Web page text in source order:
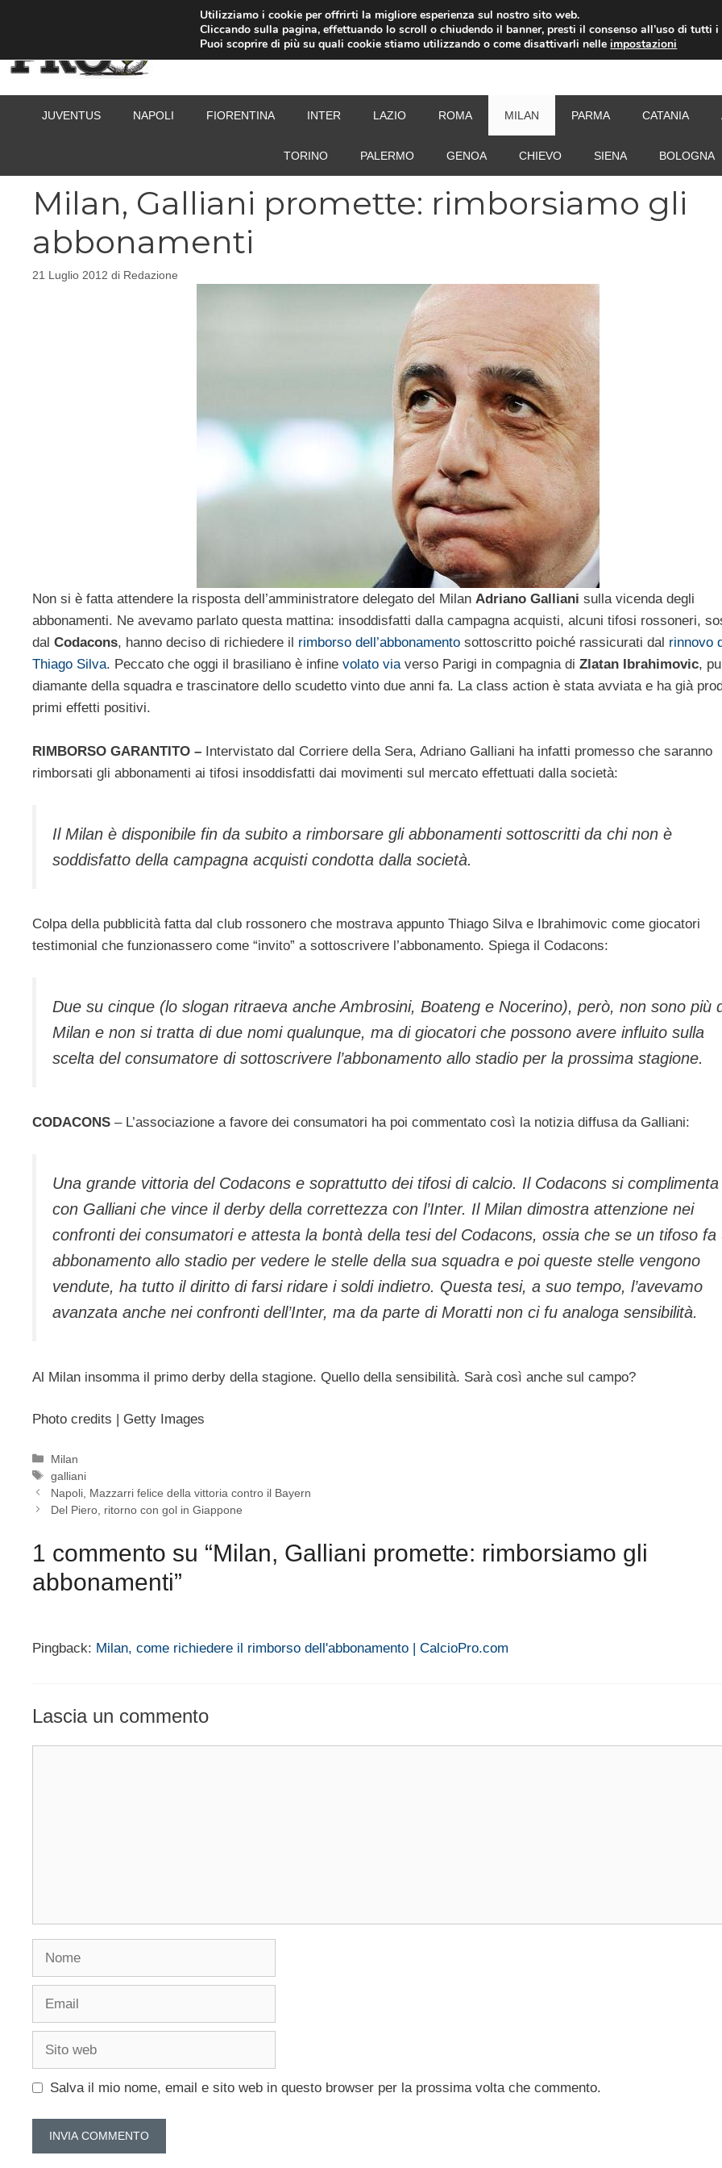
JUVENTUS NAPOLI FIORENTINA INTER LAZIO ROMA MILAN PARMA CATANIA
TORINO PALERMO GENOA CHIEVO SIENA BOLOGNA
Milan, Galliani promette: rimborsiamo gli
abbonamenti
21 Luglio 2012 di Redazione
Non si è fatta attendere la risposta dell’amministratore delegato del Milan Adriano Galliani sulla vicenda degli
abbonamenti. Ne avevamo parlato questa mattina: insoddisfatti dalla campagna acquisti, alcuni tifosi rossoneri,
dal Codacons, hanno deciso di richiedere il rimborso dell’abbonamento sottoscritto poiché rassicurati dal rinnovo
Thiago Silva. Peccato che oggi il brasiliano è infine volato viaverso Parigi in compagnia di Zlatan Ibrahimovic,
diamante della squadra e trascinatore dello scudetto vinto due anni fa. La class action è stata avviata e ha già
primi effetti positivi.
RIMBORSO GARANTITO – Intervistato dal Corriere della Sera, Adriano Galliani ha infatti promesso che saranno
rimborsati gli abbonamenti ai tifosi insoddisfatti dai movimenti sul mercato effettuati dalla società:
Il Milan è disponibile fin da subito a rimborsare gli abbonamenti sottoscritti da chi non è
soddisfatto della campagna acquisti condotta dalla società.
Colpa della pubblicità fatta dal club rossonero che mostrava appunto Thiago Silva e Ibrahimovic come giocatori
testimonial che funzionassero come “invito” a sottoscrivere l’abbonamento. Spiega il Codacons:
Due su cinque (lo slogan ritraeva anche Ambrosini, Boateng e Nocerino), però, non sono più
Milan e non si tratta di due nomi qualunque, ma di giocatori che possono avere influito sulla
scelta del consumatore di sottoscrivere l’abbonamento allo stadio per la prossima stagione.
CODACONS – L’associazione a favore dei consumatori ha poi commentato così la notizia diffusa da Galliani:
Una grande vittoria del Codacons e soprattutto dei tifosi di calcio. Il Codacons si complimenta
con Galliani che vince il derby della correttezza con l’Inter. Il Milan dimostra attenzione nei
confronti dei consumatori e attesta la bontà della tesi del Codacons, ossia che se un tifoso fa
abbonamento allo stadio per vedere le stelle della sua squadra e poi queste stelle vengono
vendute, ha tutto il diritto di farsi ridare i soldi indietro. Questa tesi, a suo tempo, l’avevamo
avanzata anche nei confronti dell’Inter, ma da parte di Moratti non ci fu analoga sensibilità.
Al Milan insomma il primo derby della stagione. Quello della sensibilità. Sarà così anche sul campo?
Photo credits | Getty Images
Categorie
Milan
Tag
galliani
Napoli, Mazzarri felice della vittoria contro il Bayern
Del Piero, ritorno con gol in Giappone
1 commento su “Milan, Galliani promette: rimborsiamo gli
abbonamenti”
Pingback: Milan, come richiedere il rimborso dell'abbonamento | CalcioPro.com
Lascia un commento
Salva il mio nome, email e sito web in questo browser per la prossima volta che commento.
Utilizziamo i cookie per offrirti la migliore esperienza sul nostro sito web.
Cliccando sulla pagina, effettuando lo scroll o chiudendo il banner, presti il consenso all’uso di tutti
Puoi scoprire di più su quali cookie stiamo utilizzando o come disattivarli nelleimpostazioni